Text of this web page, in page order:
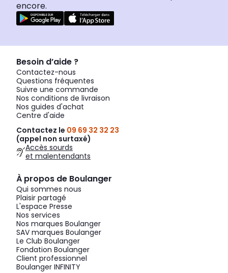
encore.
Besoin d’aide ?
Contactez-nous
Questions fréquentes
Suivre une commande
Nos conditions de livraison
Nos guides d'achat
Centre d'aide
Contactez le 09 69 32 32 23
(appel non surtaxé)
Accès sourds
et malentendants
À propos de Boulanger
Qui sommes nous
Plaisir partagé
L'espace Presse
Nos services
Nos marques Boulanger
SAV marques Boulanger
Le Club Boulanger
Fondation Boulanger
Client professionnel
Boulanger INFINITY